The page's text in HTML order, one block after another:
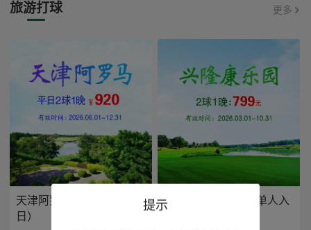
旅游打球 更多
天津阿罗马2球1晚（平
日）
兴隆康乐园2球1晚(单人入
提示